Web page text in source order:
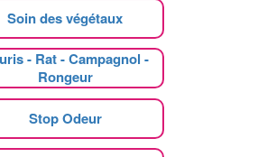
Soin des végétaux
- Rat - Campagnol -
Rongeur
Stop Odeur